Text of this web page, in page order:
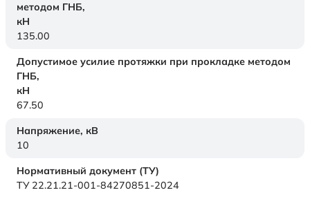
методом ГНБ,
кН
135.00
Допустимое усилие протяжки при прокладке методом
ГНБ,
кН
67.50
Напряжение, кВ
10
Нормативный документ (ТУ)
ТУ 22.21.21-001-84270851-2024